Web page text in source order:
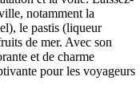
notamment la
le pastis (liqueur
de mer. Avec son
et de charme
pour les voyageurs